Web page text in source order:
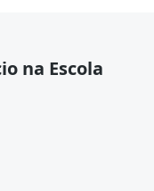
na Escola